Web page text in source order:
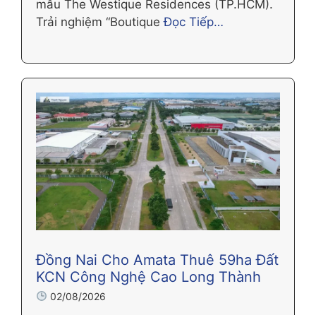
mẫu The Westique Residences (TP.HCM).
Trải nghiệm “Boutique Đọc Tiếp…
Đồng Nai Cho Amata Thuê 59ha Đất
KCN Công Nghệ Cao Long Thành
02/08/2026